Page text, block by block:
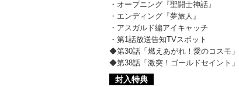
・オープニング『聖闘士神話』
・エンディング『夢旅人』
・アスガルド編アイキャッチ
・第1話放送告知TVスポット
◆第30話「燃えあがれ！愛のコスモ
◆第38話「激突！ゴールドセイント
封入特典